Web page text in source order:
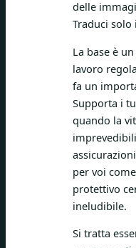
delle
Traduci solo
La base è
lavoro
fa un
Supporta i
quando la
per voi
protettivo
ineludibile.
Si tratta